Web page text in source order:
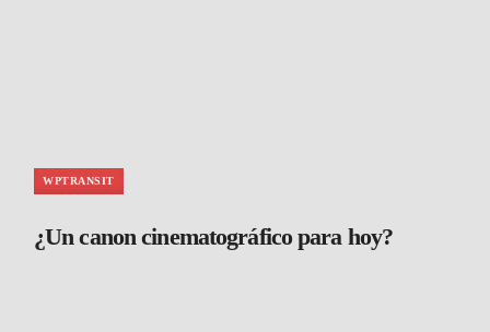
WPTRANSIT
¿Un canon cinematográfico para hoy?